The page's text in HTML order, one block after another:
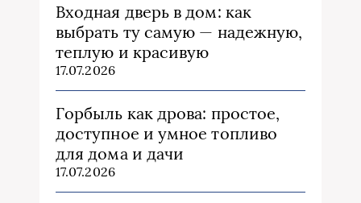
Входная дверь в дом: как
выбрать ту самую — надежную,
теплую и красивую
17.07.2026
Горбыль как дрова: простое,
доступное и умное топливо
для дома и дачи
17.07.2026